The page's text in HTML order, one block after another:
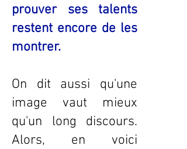
prouver ses talents
restent encore de les
montrer.
On dit aussi qu'une
image vaut mieux
qu'un long discours.
Alors, en voici